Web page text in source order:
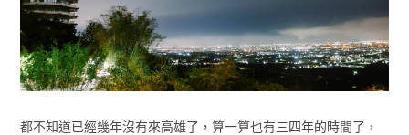
都不知道已經幾年沒有來高雄了，算一算也有三四年的時間了，